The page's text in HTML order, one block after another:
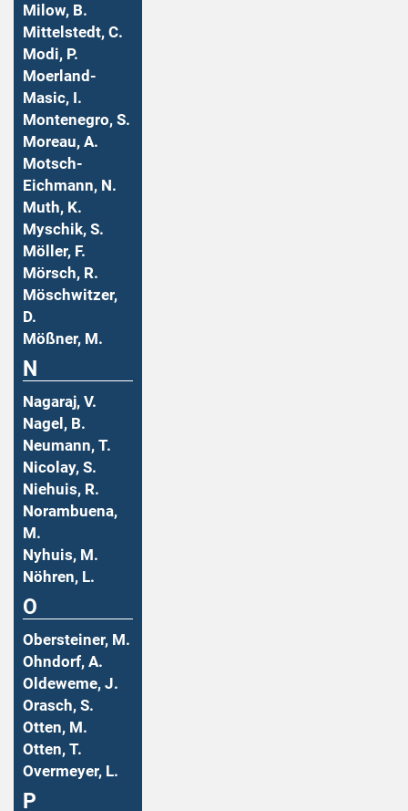
Milow, B.
Mittelstedt, C.
Modi, P.
Moerland-
Masic, I.
Montenegro, S.
Moreau, A.
Motsch-
Eichmann, N.
Muth, K.
Myschik, S.
Möller, F.
Mörsch, R.
Möschwitzer,
D.
Mößner, M.
N
Nagaraj, V.
Nagel, B.
Neumann, T.
Nicolay, S.
Niehuis, R.
Norambuena,
M.
Nyhuis, M.
Nöhren, L.
O
Obersteiner, M.
Ohndorf, A.
Oldeweme, J.
Orasch, S.
Otten, M.
Otten, T.
Overmeyer, L.
P